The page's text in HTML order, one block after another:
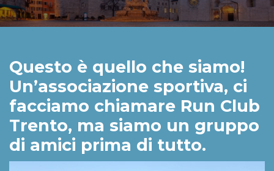
Questo è quello che siamo!
Un’associazione sportiva, ci
facciamo chiamare Run Club
Trento, ma siamo un gruppo
di amici prima di tutto.